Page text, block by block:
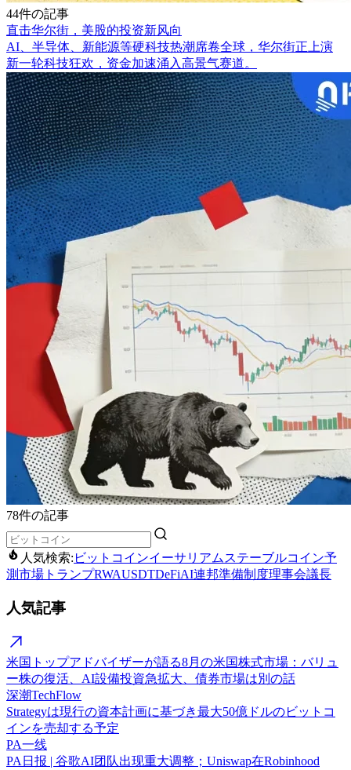
44件の記事
直击华尔街，美股的投资新风向
AI、半导体、新能源等硬科技热潮席卷全球，华尔街正上演
新一轮科技狂欢，资金加速涌入高景气赛道。
78件の記事
人気検索: ビットコインイーサリアム ステーブルコイン予
測市場 トランプRWAUSDTDeFiAI連邦準備制度理事会議長
人気記事
米国トップアドバイザーが語る8月の米国株式市場：バリュ
ー株の復活、AI設備投資急拡大、債券市場は別の話
深潮TechFlow
Strategyは現行の資本計画に基づき最大50億ドルのビットコ
インを売却する予定
PA一线
PA日报 | 谷歌AI团队出现重大调整；Uniswap在Robinhood